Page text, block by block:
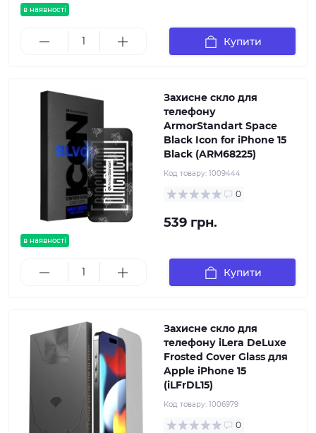
в наявності
Купити
в наявності
Захисне скло для
телефону
ArmorStandart Space
Black Icon for iPhone 15
Black (ARM68225)
Код товару: 1009444
0
539 грн.
Купити
Захисне скло для
телефону iLera DeLuxe
Frosted Cover Glass для
Apple iPhone 15
(iLFrDL15)
Код товару: 1006979
0